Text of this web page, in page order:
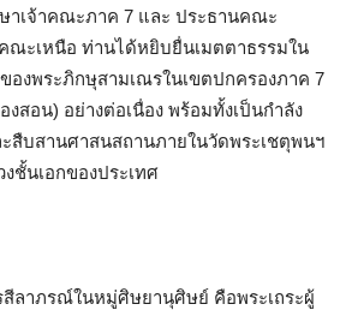
าเจ้าคณะภาค 7 และ ประธานคณะ
ณะเหนือ ท่านได้หยิบยื่นเมตตาธรรมใน
องพระภิกษุสามเณรในเขตปกครองภาค 7
งสอน) อย่างต่อเนื่อง พร้อมทั้งเป็นกำลัง
สืบสานศาสนสถานภายในวัดพระเชตุพนฯ
ชั้นเอกของประเทศ
สีลาภรณ์ในหมู่ศิษยานุศิษย์ คือพระเถระผู้